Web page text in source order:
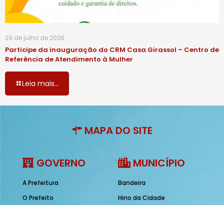
29 de julho de 2026
Participe da inauguração do CRM Casa Girassol – Centro de
Referência de Atendimento à Mulher
Leia mais...
MAPA DO SITE
GOVERNO
A Prefeitura
O Prefeito
MUNICÍPIO
Bandeira
Hino da Cidade